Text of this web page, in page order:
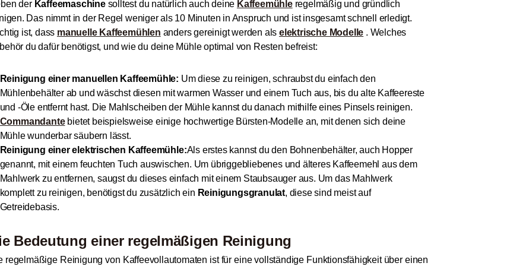
der Kaffeemaschinesolltest du natürlich auch deine Kaffeemühleregelmäßig und gründlich
Das nimmt in der Regel weniger als 10 Minuten in Anspruch und ist insgesamt schnell erledigt.
ist, dass manuelle Kaffeemühlen anders gereinigt werden als elektrische Modelle . Welches
du dafür benötigst, und wie du deine Mühle optimal von Resten befreist:
Reinigung einer manuellen Kaffeemühle: Um diese zu reinigen, schraubst du einfach den
Mühlenbehälter ab und wäschst diesen mit warmen Wasser und einem Tuch aus, bis du alte Kaffeereste
und -Öle entfernt hast. Die Mahlscheiben der Mühle kannst du danach mithilfe eines Pinsels reinigen.
Commandantebietet beispielsweise einige hochwertige Bürsten-Modelle an, mit denen sich deine
Mühle wunderbar säubern lässt.
Reinigung einer elektrischen Kaffeemühle:Als erstes kannst du den Bohnenbehälter, auch Hopper
genannt, mit einem feuchten Tuch auswischen. Um übriggebliebenes und älteres Kaffeemehl aus dem
Mahlwerk zu entfernen, saugst du dieses einfach mit einem Staubsauger aus. Um das Mahlwerk
komplett zu reinigen, benötigst du zusätzlich ein Reinigungsgranulat, diese sind meist auf
Getreidebasis.
Bedeutung einer regelmäßigen Reinigung
regelmäßige Reinigung von Kaffeevollautomaten ist für eine vollständige Funktionsfähigkeit über einen